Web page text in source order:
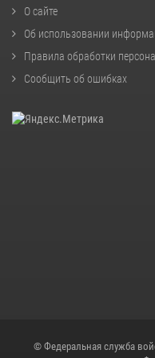
О сайте
Об использовании
Правила обработки
Сообщить об ошибках
© Федеральная служба